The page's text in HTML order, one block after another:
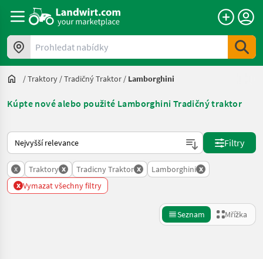
Prohledat nabídky
/Traktory /Tradičný Traktor / Lamborghini
Kúpte nové alebo použité Lamborghini Tradičný traktor
Takto se řadí nabídky na Landwirt.com
Filtry
x Traktory x Tradicny Traktor x Lamborghini x
x Vymazat všechny filtry
Seznam Mřížka